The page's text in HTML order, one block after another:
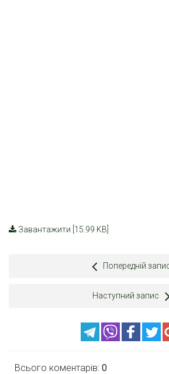
Завантажити [15.99 KB]
Попередній
Наступний запис
Всього коментарів: 0